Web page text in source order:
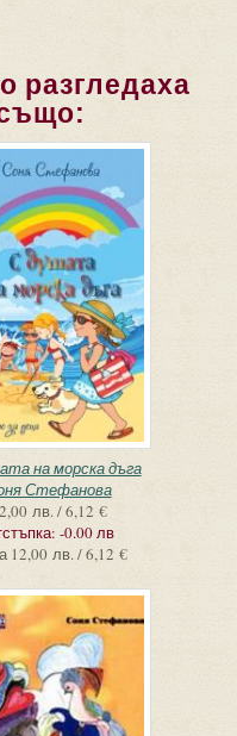
разгледаха
на морска дъга
Стефанова
лв. / 6,12 €
-0.00 лв
12,00 лв. / 6,12 €